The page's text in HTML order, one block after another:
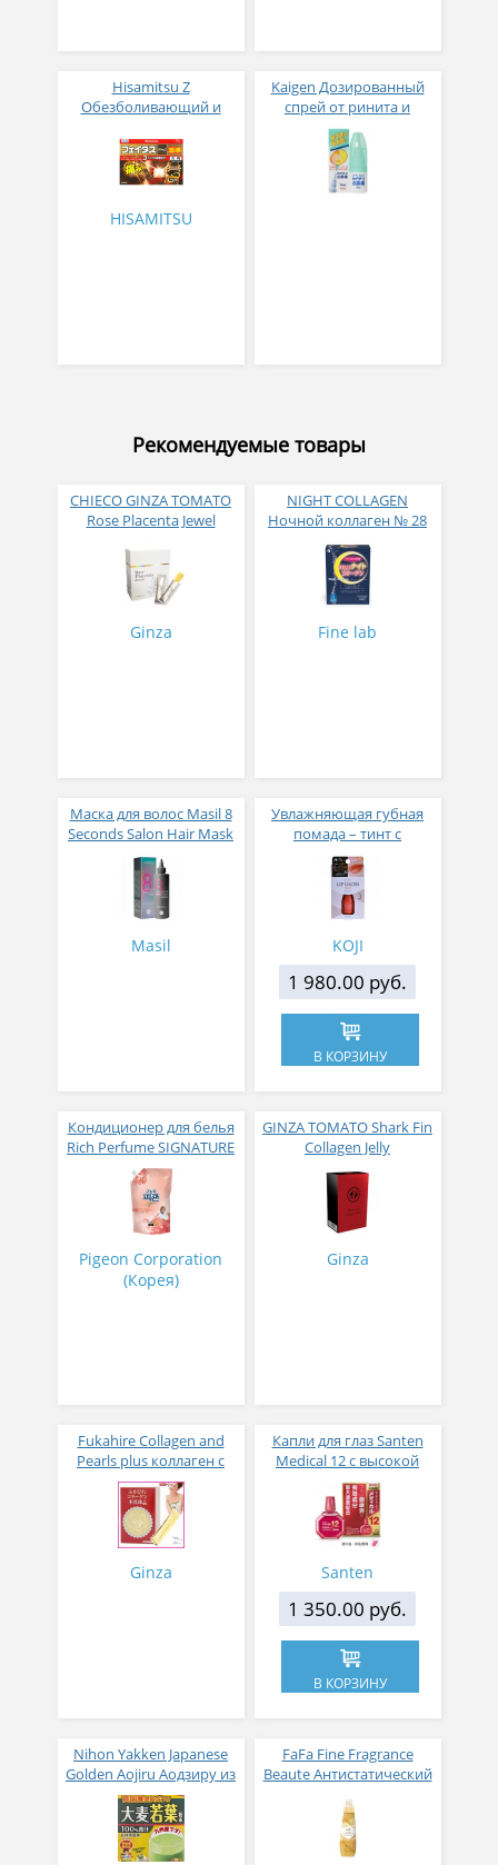
Hisamitsu Z
Обезболивающий и
пластырь с
согревающим эффектом
большого размера № 7
HISAMITSU
Kaigen Дозированный
спрей от ринита и
аллергического
насморка 30 мл
Рекомендуемые товары
CHIECO GINZA TOMATO
Rose Placenta Jewel
в желе № 30
Ginza
NIGHT COLLAGEN
Ночной коллаген № 28
Fine lab
Маска для волос Masil 8
Seconds Salon Hair Mask
200 мл
Masil
Увлажняющая губная
помада – тинт с
аппликатором KOJI,
Красно-оранжевый
KOJI
1 980.00 руб.
В КОРЗИНУ
Кондиционер для белья
Rich Perfume SIGNATURE
парфюмированный
супер-концентрат с
ароматом Фиеста 1,6 л
Pigeon Corporation
(Корея)
GINZA TOMATO Shark Fin
Collagen Jelly
плавников голубой
акулы со вкусом манго
№ 14
Ginza
Fukahire Collagen and
Pearls plus коллаген с
жемчужным порошком
№ 30
Ginza
Капли для глаз Santen
Medical 12 с высокой
концентрацией
активных компонентов
12 мл
Santen
1 350.00 руб.
В КОРЗИНУ
Nihon Yakken Japanese
Golden Aojiru Аодзиру из
листьев молодого
ячменя
FaFa Fine Fragrance
Beaute Антистатический
с ароматом цветов,
мускуса и сандалового
дерева 600 мл